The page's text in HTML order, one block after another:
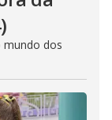
mundo dos